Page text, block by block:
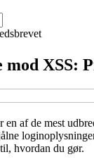
mod XSS:
af de mest
hvordan du gør.